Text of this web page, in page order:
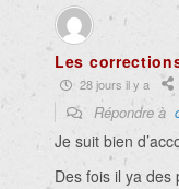
Les
28 jours il y a
Répondre à
Je suit bien
Des fois il ya des